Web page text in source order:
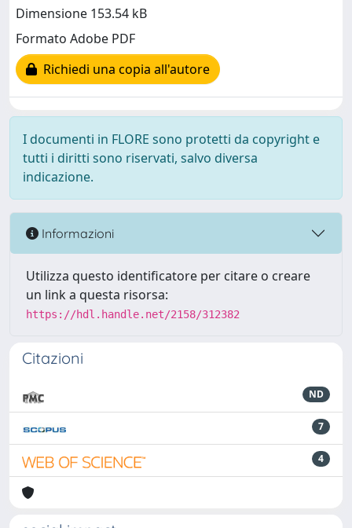
Dimensione 153.54 kB
Formato Adobe PDF
Richiedi una copia all'autore
I documenti in FLORE sono protetti da copyright e
tutti i diritti sono riservati, salvo diversa
indicazione.
Informazioni
Utilizza questo identificatore per citare o creare
un link a questa risorsa:
https://hdl.handle.net/2158/312382
Citazioni
ND
7
4